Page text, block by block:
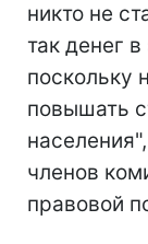
никто не
так денег
поскольку
повышать
членов
правовой